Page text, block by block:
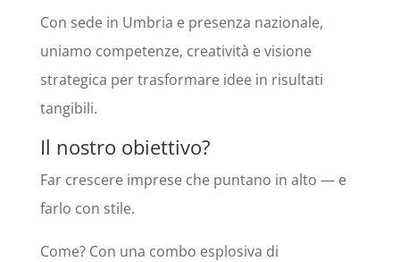
Con sede in Umbria e presenza nazionale,
uniamo competenze, creatività e visione
strategica per trasformare idee in risultati
tangibili.
Il nostro obiettivo?
Far crescere imprese che puntano in alto — e
farlo con stile.
Come? Con una combo esplosiva di